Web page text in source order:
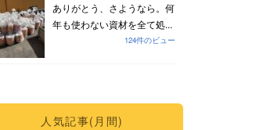
ありがとう、さようなら。何
年も使わない資材を全て処...
124件のビュー
人気記事(月間)